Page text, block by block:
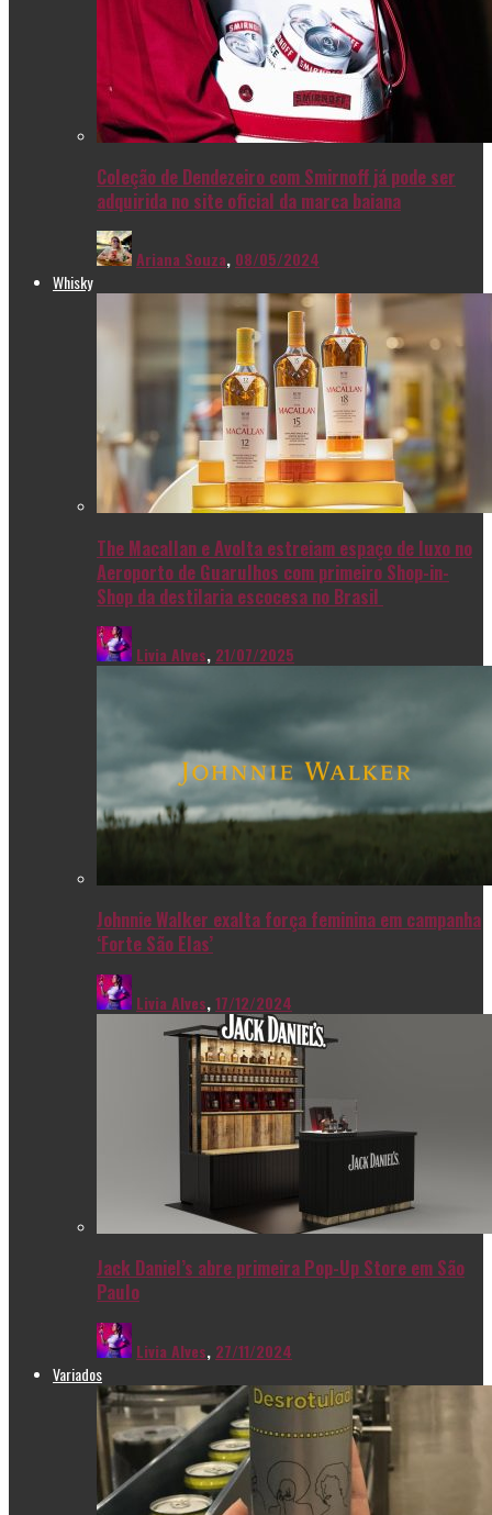
Coleção de Dendezeiro com Smirnoff já pode ser
adquirida no site oficial da marca baiana
Ariana Souza, 08/05/2024
Whisky
The Macallan e Avolta estreiam espaço de luxo no
Aeroporto de Guarulhos com primeiro Shop-in-
Shop da destilaria escocesa no Brasil
Livia Alves, 21/07/2025
Johnnie Walker exalta força feminina em campanha
‘Forte São Elas’
Livia Alves,17/12/2024
Jack Daniel’s abre primeira Pop-Up Store em São
Paulo
Livia Alves, 27/11/2024
Variados